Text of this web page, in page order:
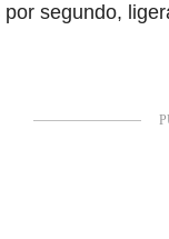
segundo,